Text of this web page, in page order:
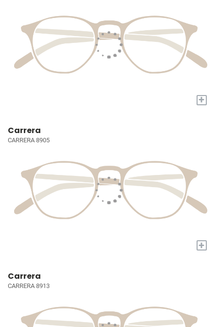
+
Carrera
CARRERA 8905
+
Carrera
CARRERA 8913